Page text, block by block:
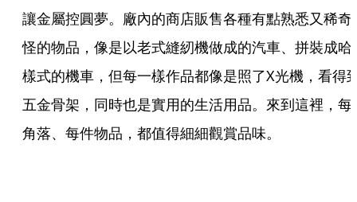
讓金屬控圓夢。廠內的商店販售各種有點熟悉又稀奇
怪的物品，像是以老式縫紉機做成的汽車、拼裝成哈
樣式的機車，但每一樣作品都像是照了X光機，看得
五金骨架，同時也是實用的生活用品。來到這裡，每
角落、每件物品，都值得細細觀賞品味。